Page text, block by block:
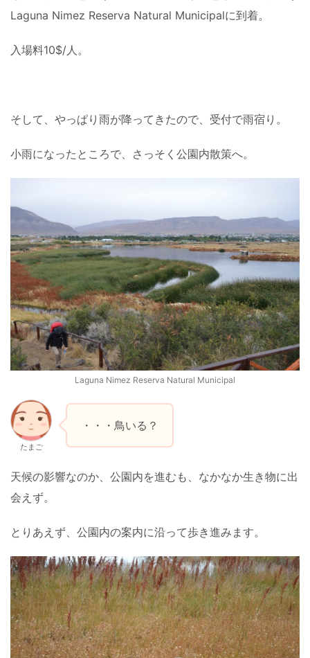
Laguna Nimez Reserva Natural Municipalに到着。
入場料10$/人。
そして、やっぱり雨が降ってきたので、受付で雨宿り。
小雨になったところで、さっそく公園内散策へ。
Laguna Nimez Reserva Natural Municipal
たまご
・・・鳥いる？
天候の影響なのか、公園内を進むも、なかなか生き物に出
会えず。
とりあえず、公園内の案内に沿って歩き進みます。